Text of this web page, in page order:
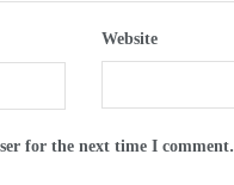
Website
for the next time I comment.